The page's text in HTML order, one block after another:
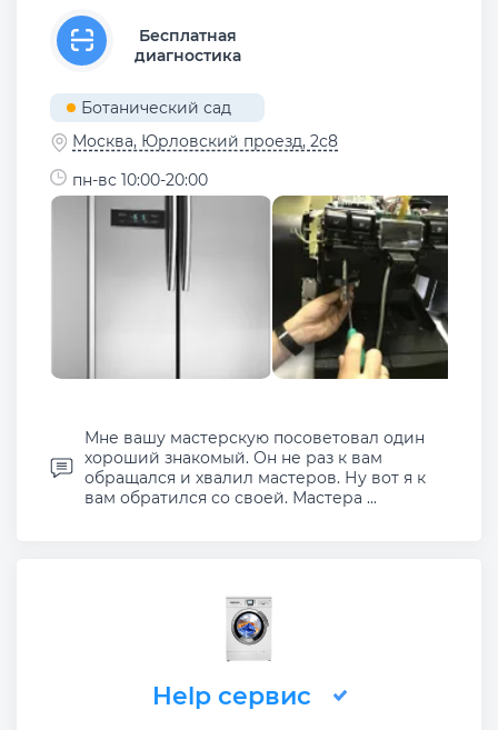
Бесплатная
диагностика
Ботанический сад
Москва, Юрловский проезд, 2с8
пн-вс 10:00-20:00
Мне вашу мастерскую посоветовал один
хороший знакомый. Он не раз к вам
обращался и хвалил мастеров. Ну вот я к
вам обратился со своей. Мастера ...
Help сервис